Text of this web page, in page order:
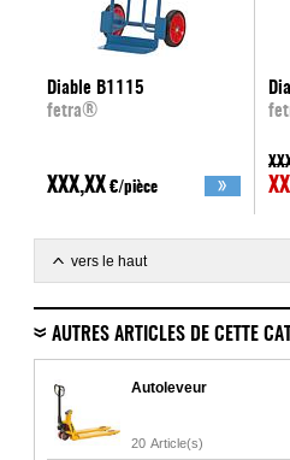
Diable B1115
fetra®
XXX,XX €/pièce
vers le haut
AUTRES ARTICLES DE CETTE
Autoleveur
20 Article(s)